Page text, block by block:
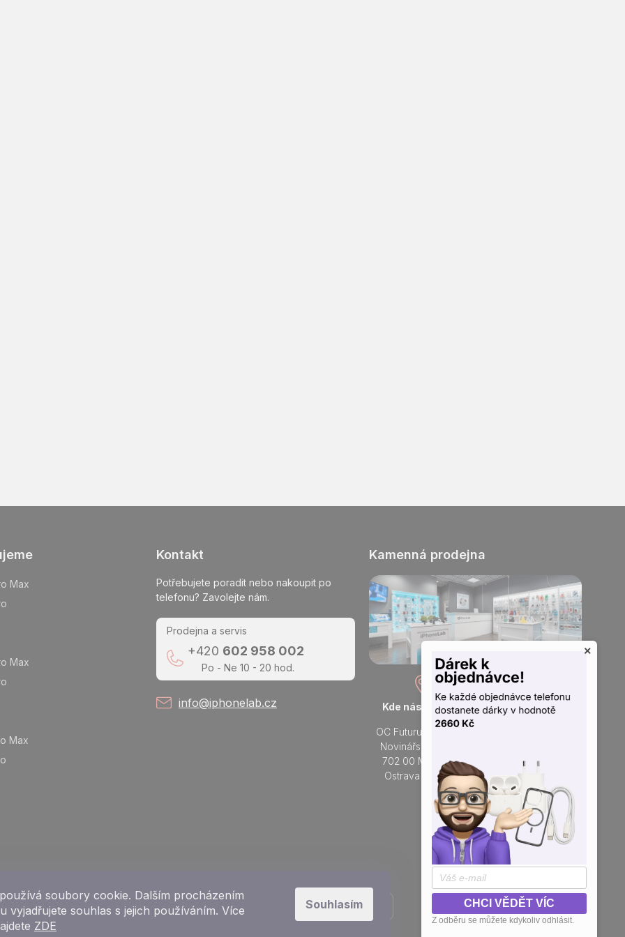
soubory cookie. Dalším procházením
vyjadřujete souhlas s jejich používáním. Více
ZDE
Souhlasím
Max
Max
Max
Kontakt
Potřebujete poradit nebo nakoupit po
telefonu? Zavolejte nám.
Prodejna a servis
+420 602 958 002
Po - Ne 10 - 20 hod.
info@iphonelab.cz
Kamenná prodejna
Kde nás najdete
OC Futurum Ostrava
Novinářská 3178/6
702 00 Moravská
Ostrava a Přívoz
Otevřeno každý den
Do prodejny
Přidejte se k nám na sítích
×
CHCI VĚDĚT VÍC
Z odběru se můžete kdykoliv odhlásit.